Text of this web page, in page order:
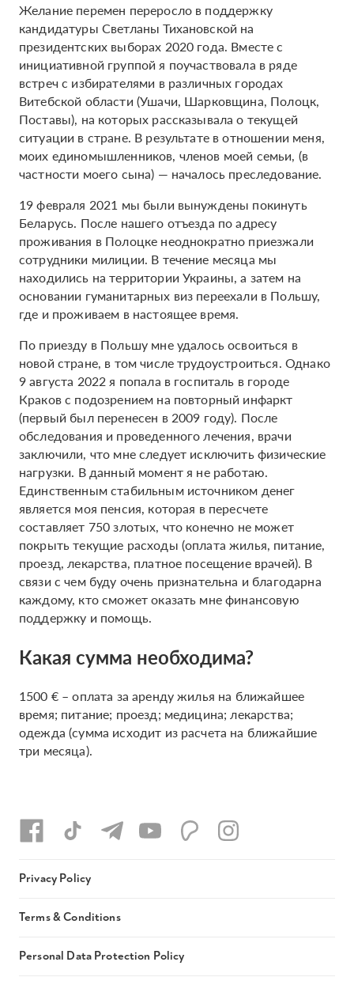
Желание перемен переросло в поддержку
кандидатуры Светланы Тихановской на
президентских выборах 2020 года. Вместе с
инициативной группой я поучаствовала в ряде
встреч с избирателями в различных городах
Витебской области (Ушачи, Шарковщина, Полоцк,
Поставы), на которых рассказывала о текущей
ситуации в стране. В результате в отношении меня,
моих единомышленников, членов моей семьи, (в
частности моего сына) — началось преследование.
19 февраля 2021 мы были вынуждены покинуть
Беларусь. После нашего отъезда по адресу
проживания в Полоцке неоднократно приезжали
сотрудники милиции. В течение месяца мы
находились на территории Украины, а затем на
основании гуманитарных виз переехали в Польшу,
где и проживаем в настоящее время.
По приезду в Польшу мне удалось освоиться в
новой стране, в том числе трудоустроиться. Однако
9 августа 2022 я попала в госпиталь в городе
Краков с подозрением на повторный инфаркт
(первый был перенесен в 2009 году). После
обследования и проведенного лечения, врачи
заключили, что мне следует исключить физические
нагрузки. В данный момент я не работаю.
Единственным стабильным источником денег
является моя пенсия, которая в пересчете
составляет 750 злотых, что конечно не может
покрыть текущие расходы (оплата жилья, питание,
проезд, лекарства, платное посещение врачей). В
связи с чем буду очень признательна и благодарна
каждому, кто сможет оказать мне финансовую
поддержку и помощь.
Какая сумма необходима?
1500 € – оплата за аренду жилья на ближайшее
время; питание; проезд; медицина; лекарства;
одежда (сумма исходит из расчета на ближайшие
три месяца).
Privacy Policy
Terms & Conditions
Personal Data Protection Policy